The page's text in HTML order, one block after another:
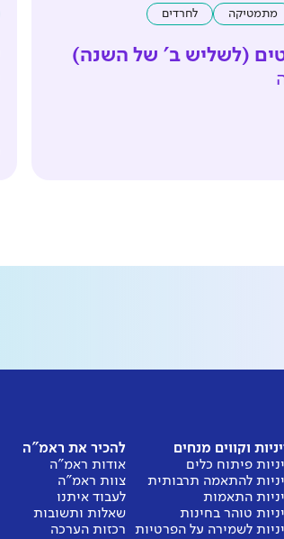
מתמטיקה לחרדים
(לשליש ב' של השנה)
וקווים מנחים
פיתוח כלים
להתאמה תרבותית
התאמות
טוהר בחינות
לשמירה על הפרטיות
להכיר את ראמ"ה
אודות ראמ"ה
צוות ראמ"ה
לעבוד איתנו
שאלות ותשובות
רכזות הערכה